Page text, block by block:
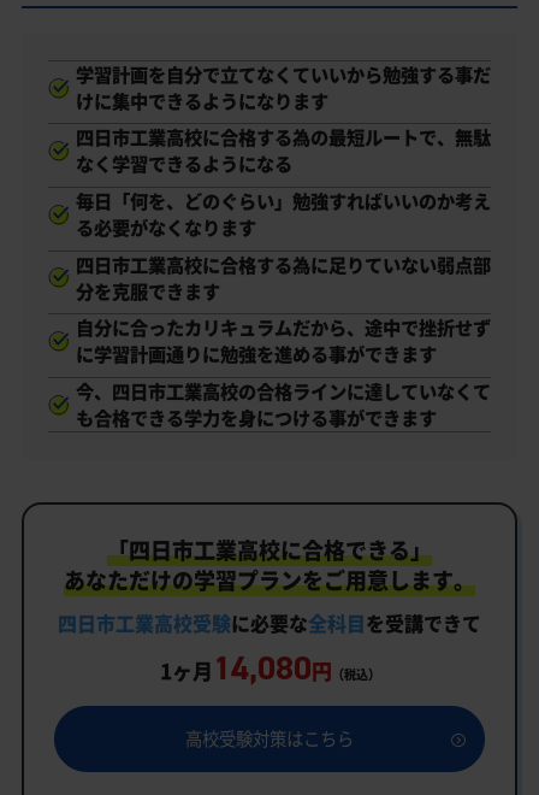
学習計画を自分で立てなくていいから勉強する事だ
けに集中できるようになります
四日市工業高校に合格する為の最短ルートで、無駄
なく学習できるようになる
毎日「何を、どのぐらい」勉強すればいいのか考え
る必要がなくなります
四日市工業高校に合格する為に足りていない弱点部
分を克服できます
自分に合ったカリキュラムだから、途中で挫折せず
に学習計画通りに勉強を進める事ができます
今、四日市工業高校の合格ラインに達していなくて
も合格できる学力を身につける事ができます
「四日市工業高校に合格できる」
あなただけの学習プランをご用意します。
四日市工業高校受験に必要な全科目を受講できて
1ヶ月 14,080円 （税込）
高校受験対策はこちら